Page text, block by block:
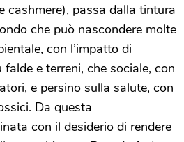
cashmere), passa dalla tintura
che può nascondere molte
con l’impatto di
e terreni, che sociale, con
e persino sulla salute, con
Da questa
con il desiderio di rendere